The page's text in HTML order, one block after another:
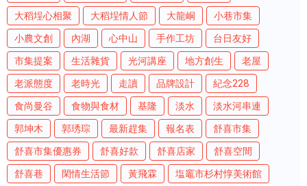
大稻埕心相聚
大稻埕情人節 大龍峒
小巷市集
小農文創
內湖 心中山 手作工坊
台日友好
市集提案
生活雜貨 光河講座 地方創生
老屋
老派態度
老時光 走讀 品牌設計
紀念228
食尚曼谷
食物與食材 基隆 淡水
淡水河串連
郭坤木
郭琇琮 最新趕集 報名表
舒喜市集
舒喜市集優惠券
舒喜好款 舒喜店家
舒喜空間
舒喜巷
閑情生活節 黃飛霖
塩竈市杉村惇美術館